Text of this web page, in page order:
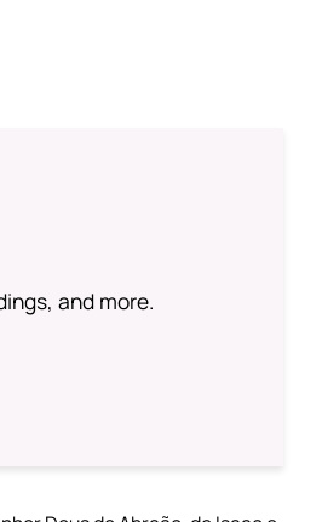
and more.